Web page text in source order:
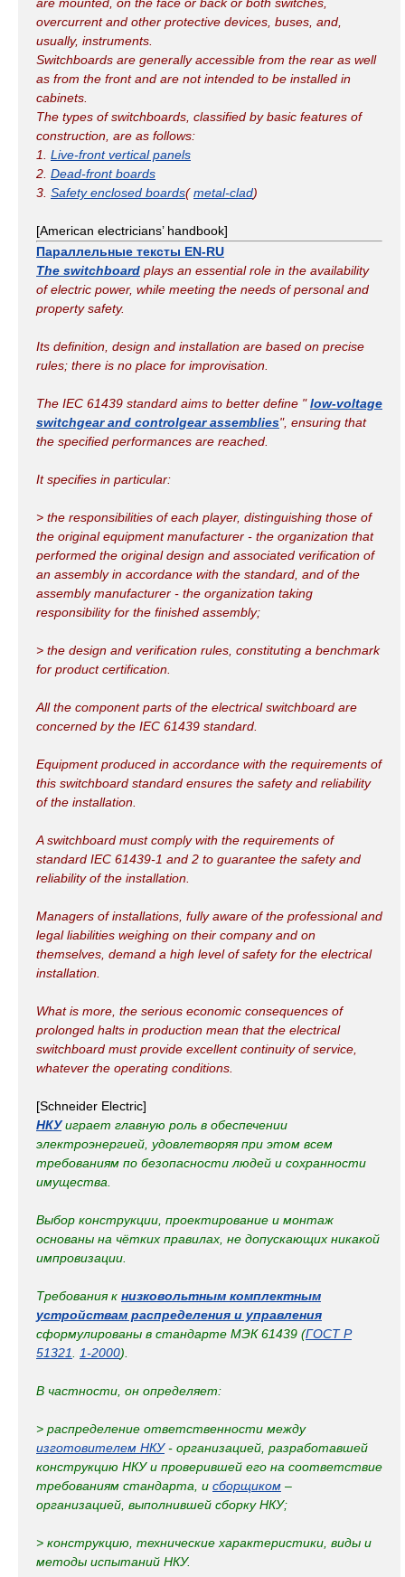
overcurrent and other protective devices, buses, and,
usually, instruments.
Switchboards are generally accessible from the rear as well
as from the front and are not intended to be installed in
cabinets.
The types of switchboards, classified by basic features of
construction, are as follows:
1. Live-front vertical panels
2. Dead-front boards
3. Safety enclosed boards(metal-clad)
[American electricians’ handbook]
Параллельные тексты EN-RU
The switchboard plays an essential role in the availability
of electric power, while meeting the needs of personal and
property safety.
Its definition, design and installation are based on precise
rules; there is no place for improvisation.
The IEC 61439 standard aims to better define " low-voltage
switchgear and controlgear assemblies", ensuring that
the specified performances are reached.
It specifies in particular:
> the responsibilities of each player, distinguishing those of
the original equipment manufacturer - the organization that
performed the original design and associated verification of
an assembly in accordance with the standard, and of the
assembly manufacturer - the organization taking
responsibility for the finished assembly;
> the design and verification rules, constituting a benchmark
for product certification.
All the component parts of the electrical switchboard are
concerned by the IEC 61439 standard.
Equipment produced in accordance with the requirements of
this switchboard standard ensures the safety and reliability
of the installation.
A switchboard must comply with the requirements of
standard IEC 61439-1 and 2 to guarantee the safety and
reliability of the installation.
Managers of installations, fully aware of the professional and
legal liabilities weighing on their company and on
themselves, demand a high level of safety for the electrical
installation.
What is more, the serious economic consequences of
prolonged halts in production mean that the electrical
switchboard must provide excellent continuity of service,
whatever the operating conditions.
[Schneider Electric]
НКУиграет главную роль в обеспечении
электроэнергией, удовлетворяя при этом всем
требованиям по безопасности людей и сохранности
имущества.
Выбор конструкции, проектирование и монтаж
основаны на чётких правилах, не допускающих никакой
импровизации.
Требования к низковольтным комплектным
устройствам распределения и управления
сформулированы в стандарте МЭК 61439 (ГОСТ Р
51321
1-2000).
В частности, он определяет:
> распределение ответственности между
изготовителем НКУ- организацией, разработавшей
конструкцию НКУ и проверившей его на соответствие
требованиям стандарта, и сборщиком –
организацией, выполнившей сборку НКУ;
> конструкцию, технические характеристики, виды и
методы испытаний НКУ.